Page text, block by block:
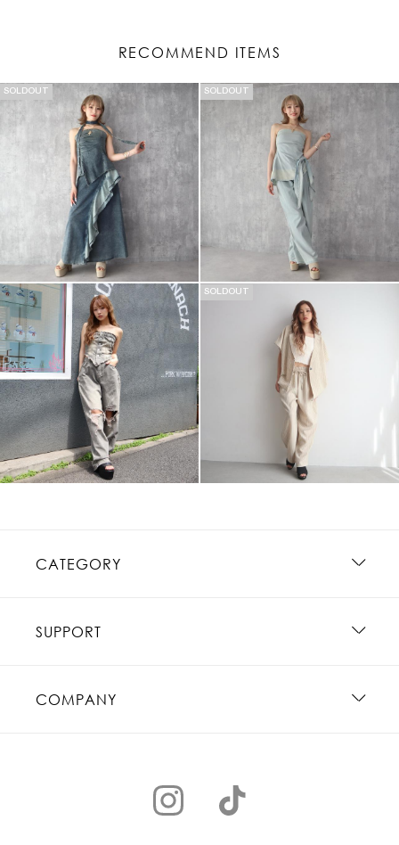
RECOMMEND ITEMS
SOLDOUT SOLDOUT
SOLDOUT
CATEGORY
SUPPORT
COMPANY